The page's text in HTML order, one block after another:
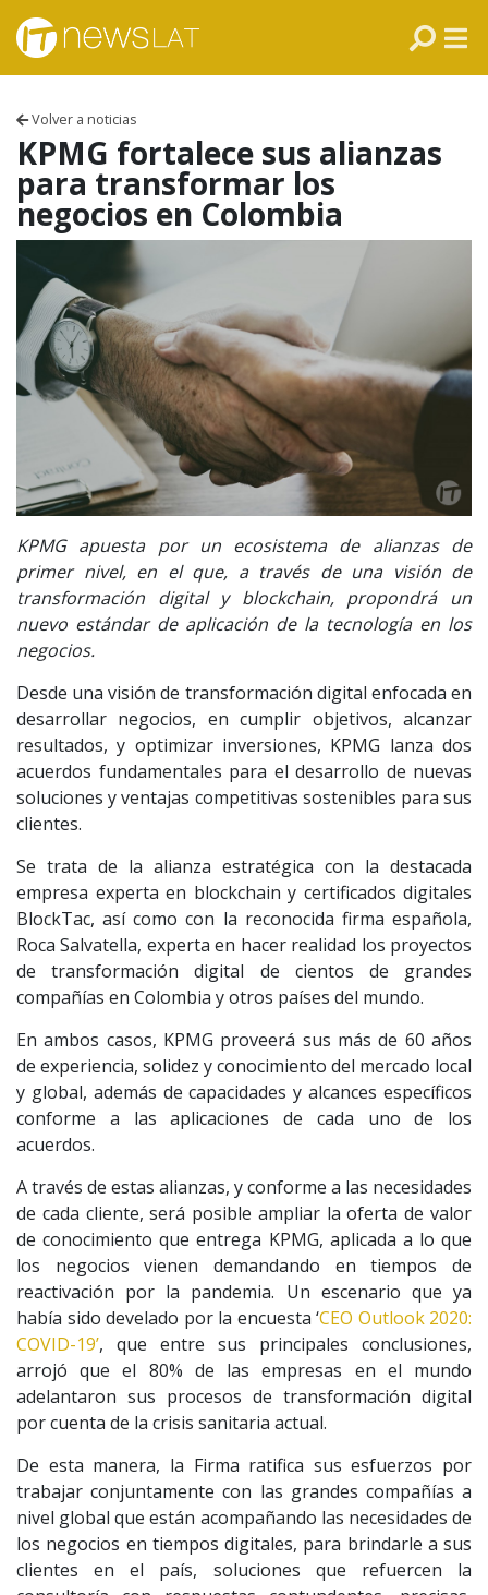
Skip to content
Volver a noticias
KPMG fortalece sus alianzas
para transformar los
negocios en Colombia
KPMG apuesta por un ecosistema de alianzas de
primer nivel, en el que, a través de una visión de
transformación digital y blockchain, propondrá un
nuevo estándar de aplicación de la tecnología en los
negocios.
Desde una visión de transformación digital enfocada en
desarrollar negocios, en cumplir objetivos, alcanzar
resultados, y optimizar inversiones, KPMG lanza dos
acuerdos fundamentales para el desarrollo de nuevas
soluciones y ventajas competitivas sostenibles para sus
clientes.
Se trata de la alianza estratégica con la destacada
empresa experta en blockchain y certificados digitales
BlockTac, así como con la reconocida firma española,
Roca Salvatella, experta en hacer realidad los proyectos
de transformación digital de cientos de grandes
compañías en Colombia y otros países del mundo.
En ambos casos, KPMG proveerá sus más de 60 años
de experiencia, solidez y conocimiento del mercado local
y global, además de capacidades y alcances específicos
conforme a las aplicaciones de cada uno de los
acuerdos.
A través de estas alianzas, y conforme a las necesidades
de cada cliente, será posible ampliar la oferta de valor
de conocimiento que entrega KPMG, aplicada a lo que
los negocios vienen demandando en tiempos de
reactivación por la pandemia. Un escenario que ya
había sido develado por la encuesta ‘CEO Outlook 2020:
COVID-19’, que entre sus principales conclusiones,
arrojó que el 80% de las empresas en el mundo
adelantaron sus procesos de transformación digital
por cuenta de la crisis sanitaria actual.
De esta manera, la Firma ratifica sus esfuerzos por
trabajar conjuntamente con las grandes compañías a
nivel global que están acompañando las necesidades de
los negocios en tiempos digitales, para brindarle a sus
clientes en el país, soluciones que refuercen la
ECUADOR
CHILE
ARGENTINA
MÉXICO